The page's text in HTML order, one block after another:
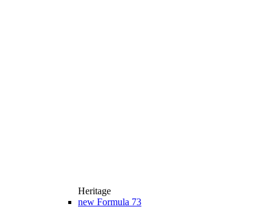
Heritage
new Formula 73